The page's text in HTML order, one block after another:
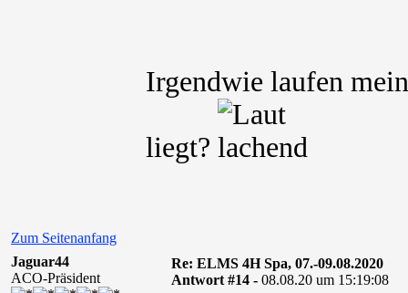
Irgendwie laufen
liegt?
Zum Seitenanfang
Jaguar44
ACO-Präsident
Re: ELMS 4H Spa, 07.-09.08.2020
Antwort #14 - 08.08.20 um 15:19:08